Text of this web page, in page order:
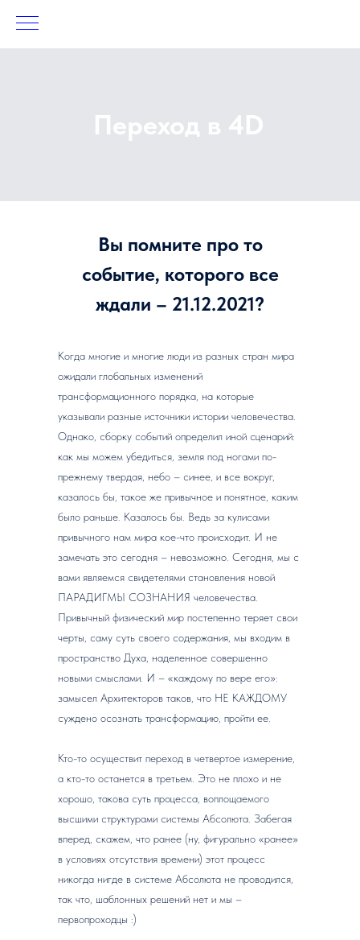
Переход в 4D
Вы помните про то
событие, которого все
ждали – 21.12.2021?
Когда многие и многие люди из разных стран мира
ожидали глобальных изменений
трансформационного порядка, на которые
указывали разные источники истории человечества.
Однако, сборку событий определил иной сценарий:
как мы можем убедиться, земля под ногами по-
прежнему твердая, небо – синее, и все вокруг,
казалось бы, такое же привычное и понятное, каким
было раньше. Казалось бы. Ведь за кулисами
привычного нам мира кое-что происходит. И не
замечать это сегодня – невозможно. Сегодня, мы с
вами являемся свидетелями становления новой
ПАРАДИГМЫ СОЗНАНИЯ человечества.
Привычный физический мир постепенно теряет свои
черты, саму суть своего содержания, мы входим в
пространство Духа, наделенное совершенно
новыми смыслами. И – «каждому по вере его»:
замысел Архитекторов таков, что НЕ КАЖДОМУ
суждено осознать трансформацию, пройти ее.
Кто-то осуществит переход в четвертое измерение,
а кто-то останется в третьем. Это не плохо и не
хорошо, такова суть процесса, воплощаемого
высшими структурами системы Абсолюта. Забегая
вперед, скажем, что ранее (ну, фигурально «ранее»
в условиях отсутствия времени) этот процесс
никогда нигде в системе Абсолюта не проводился,
так что, шаблонных решений нет и мы –
первопроходцы :)